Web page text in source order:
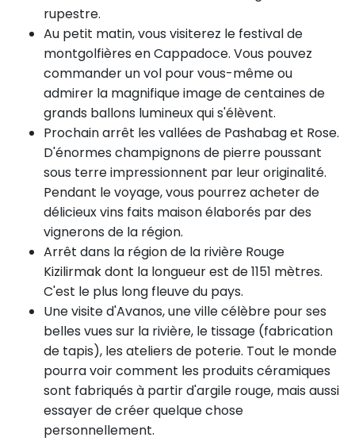
rupestre.
Au petit matin, vous visiterez le festival de
montgolfières en Cappadoce. Vous pouvez
commander un vol pour vous-même ou
admirer la magnifique image de centaines de
grands ballons lumineux qui s'élèvent.
Prochain arrêt les vallées de Pashabag et Rose.
D'énormes champignons de pierre poussant
sous terre impressionnent par leur originalité.
Pendant le voyage, vous pourrez acheter de
délicieux vins faits maison élaborés par des
vignerons de la région.
Arrêt dans la région de la rivière Rouge
Kizilirmak dont la longueur est de 1151 mètres.
C'est le plus long fleuve du pays.
Une visite d'Avanos, une ville célèbre pour ses
belles vues sur la rivière, le tissage (fabrication
de tapis), les ateliers de poterie. Tout le monde
pourra voir comment les produits céramiques
sont fabriqués à partir d'argile rouge, mais aussi
essayer de créer quelque chose
personnellement.